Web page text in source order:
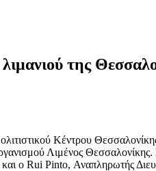
της
Κέντρου
Λιμένος
ο Rui Pinto, Αναπληρωτής